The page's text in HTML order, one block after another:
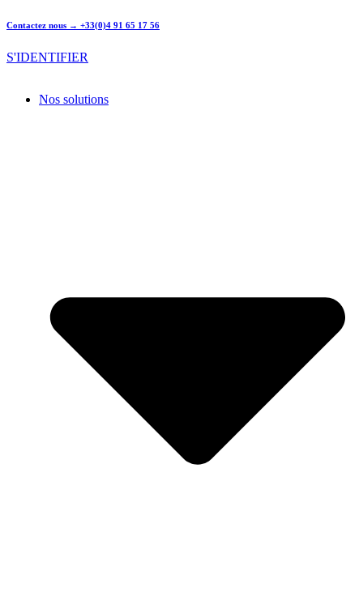
Contactez nous → +33(0)4 91 65 17 56
S'IDENTIFIER
Nos solutions